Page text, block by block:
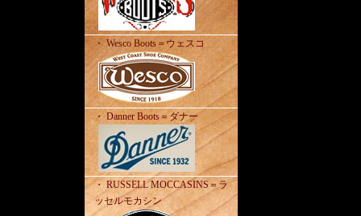
・ Wesco Boots＝ウェスコ
・ Danner Boots＝ダナー
・ RUSSELL MOCCASINS＝ラ
ッセルモカシン